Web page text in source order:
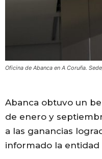
Oficina de Abanca en A Coruña.
Abanca obtuvo un
de enero y
a las ganancias
informado la